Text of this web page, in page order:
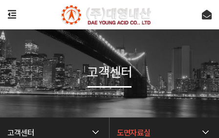
고객센터 도면자료실
고객센터